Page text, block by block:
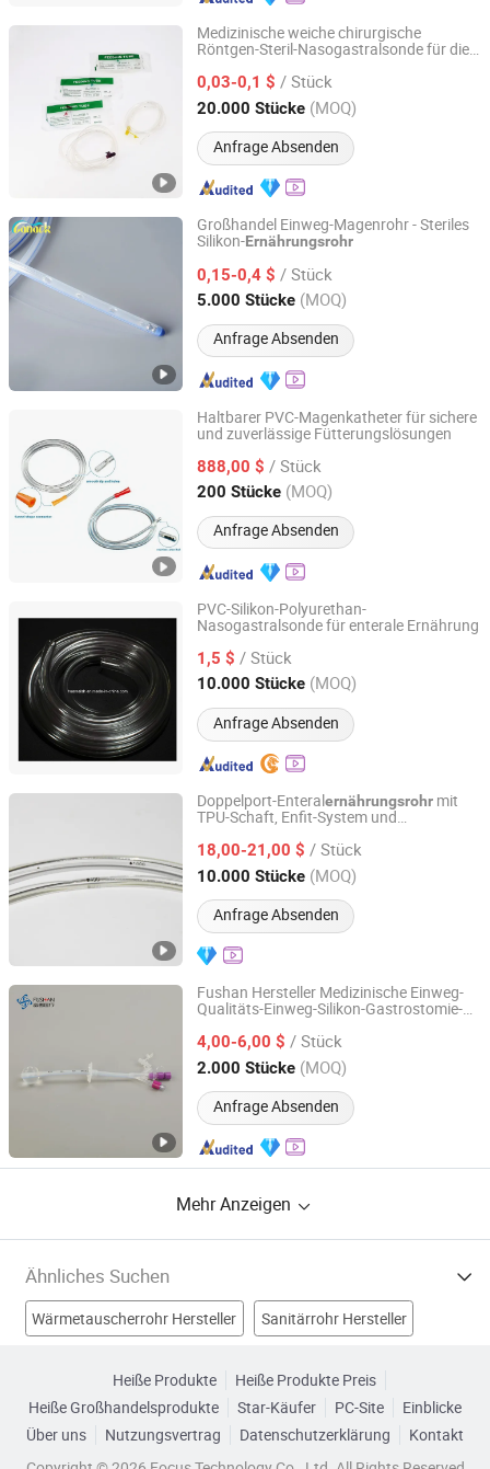
Medizinische weiche chirurgische
Röntgen-Steril-Nasogastralsonde für die
0,03-0,1 $ / Stück
20.000 Stücke (MOQ)
Anfrage Absenden
Qingdao Medmount Medical Technology Co., Ltd
Shandong, China Seit 2023
Großhandel Einweg-Magenrohr - Steriles
Silikon-Ernährungsrohr
0,15-0,4 $ / Stück
5.000 Stücke (MOQ)
Anfrage Absenden
Ningbo Luke Medical Devices Co., Ltd.
Zhejiang, China Seit 2016
Haltbarer PVC-Magenkatheter für sichere
und zuverlässige Fütterungslösungen
888,00 $ / Stück
200 Stücke (MOQ)
Anfrage Absenden
Xinjiang Likang Xiangyun Biotechnology Co.,Ltd.
Xinjiang, China Seit 2024
PVC-Silikon-Polyurethan-
Nasogastralsonde für enterale Ernährung
1,5 $ / Stück
10.000 Stücke (MOQ)
Anfrage Absenden
CHINA HUAMEI MEDICAL INSTRUMENT CO., LTD.
Shanghai, China Seit 2005
Doppelport-Enteralernährungsrohr mit
TPU-Schaft, Enfit-System und
18,00-21,00 $ / Stück
10.000 Stücke (MOQ)
Anfrage Absenden
Yangzhou Kingcome Supply Chain Co., Ltd
Jiangsu, China Seit 2025
Fushan Hersteller Medizinische Einweg-
Qualitäts-Einweg-Silikon-Gastrostomie-
Erwachsene Pädiatrische Größe mit CE
ISO13485 (12/14/16/18/20/22/24FR)
4,00-6,00 $ / Stück
2.000 Stücke (MOQ)
Anfrage Absenden
Hangzhou Fushan Medical Appliances Co., Ltd.
Zhejiang, China Seit 2022
Mehr Anzeigen
Ähnliches Suchen
Wärmetauscherrohr Hersteller Sanitärrohr Hersteller
Erwachsenenernährungsrohr Fabriken
Heiße Produkte
Heiße Produkte Preis
Heiße Großhandelsprodukte
Star-Käufer PC-Site
Einblicke
Über uns
Nutzungsvertrag Datenschutzerklärung
Kontakt